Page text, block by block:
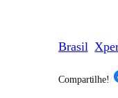
Brasil
Compartilhe!/